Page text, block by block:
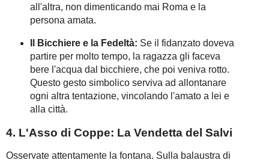
all'altra, non dimenticando mai Roma e la
persona amata.
Il Bicchiere e la Fedeltà: Se il fidanzato doveva
partire per molto tempo, la ragazza gli faceva
bere l'acqua dal bicchiere, che poi veniva rotto.
Questo gesto simbolico serviva ad allontanare
ogni altra tentazione, vincolando l'amato a lei e
alla città.
4. L'Asso di Coppe: La Vendetta del Salvi
Osservate attentamente la fontana. Sulla balaustra di